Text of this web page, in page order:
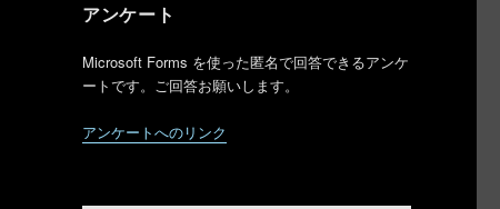
アンケート
Microsoft Forms を使った匿名で回答できるアンケ
ートです。ご回答お願いします。
アンケートへのリンク